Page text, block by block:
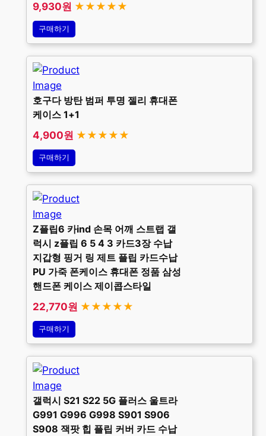
9,930원 ★★★★★
구매하기
호구다 방탄 범퍼 투명 젤리 휴대폰
케이스 1+1
4,900원 ★★★★★
구매하기
Z플립6 카ind 손목 어깨 스트랩 갤
럭시 z플립 6 5 4 3 카드3장 수납
지갑형 핑거 링 제트 플립 카드수납
PU 가죽 폰케이스 휴대폰 정품 삼성
핸드폰 케이스 제이콥스타일
22,770원 ★★★★★
구매하기
갤럭시 S21 S22 5G 플러스 울트라
G991 G996 G998 S901 S906
S908 잭팟 힙 플립 커버 카드 수납